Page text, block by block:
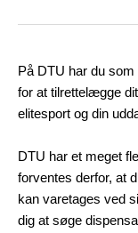
På DTU har du
for at tilrettelægge
elitesport og din
DTU har et meget
forventes derfor, at
kan varetages ved
dig at søge